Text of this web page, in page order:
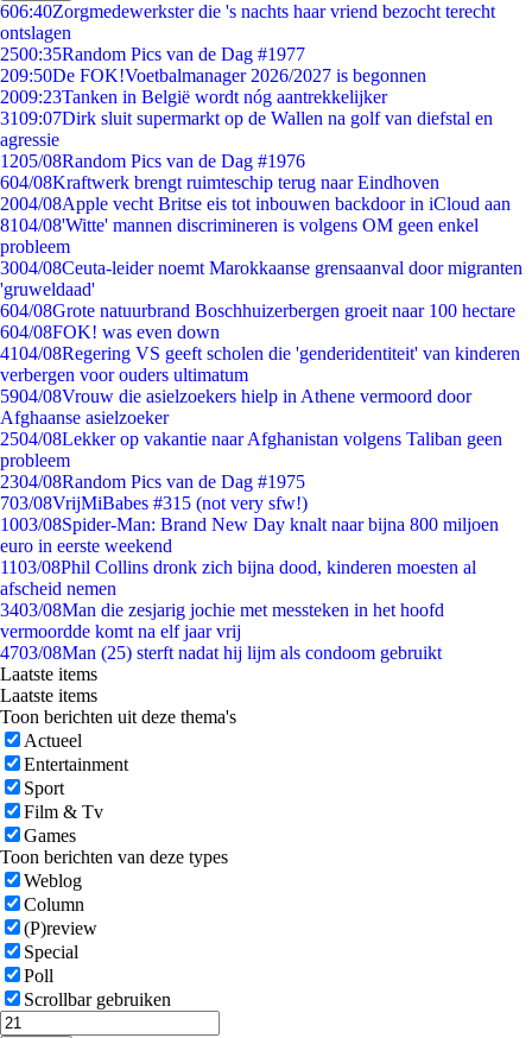
606:40Zorgmedewerkster die 's nachts haar vriend bezocht terecht
ontslagen
2500:35Random Pics van de Dag #1977
209:50De FOK!Voetbalmanager 2026/2027 is begonnen
2009:23Tanken in België wordt nóg aantrekkelijker
3109:07Dirk sluit supermarkt op de Wallen na golf van diefstal en
agressie
1205/08Random Pics van de Dag #1976
604/08Kraftwerk brengt ruimteschip terug naar Eindhoven
2004/08Apple vecht Britse eis tot inbouwen backdoor in iCloud aan
8104/08'Witte' mannen discrimineren is volgens OM geen enkel
probleem
3004/08Ceuta-leider noemt Marokkaanse grensaanval door migranten
'gruweldaad'
604/08Grote natuurbrand Boschhuizerbergen groeit naar 100 hectare
604/08FOK! was even down
4104/08Regering VS geeft scholen die 'genderidentiteit' van kinderen
verbergen voor ouders ultimatum
5904/08Vrouw die asielzoekers hielp in Athene vermoord door
Afghaanse asielzoeker
2504/08Lekker op vakantie naar Afghanistan volgens Taliban geen
probleem
2304/08Random Pics van de Dag #1975
703/08VrijMiBabes #315 (not very sfw!)
1003/08Spider-Man: Brand New Day knalt naar bijna 800 miljoen
euro in eerste weekend
1103/08Phil Collins dronk zich bijna dood, kinderen moesten al
afscheid nemen
3403/08Man die zesjarig jochie met messteken in het hoofd
vermoordde komt na elf jaar vrij
4703/08Man (25) sterft nadat hij lijm als condoom gebruikt
Laatste items
Laatste items
Toon berichten uit deze thema's
Actueel
Entertainment
Sport
Film & Tv
Games
Toon berichten van deze types
Weblog
Column
(P)review
Special
Poll
Scrollbar gebruiken